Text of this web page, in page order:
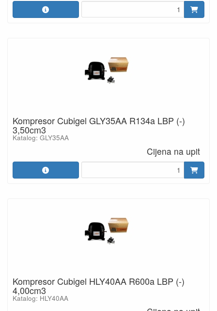
Kompresor Cubigel GLY35AA R134a LBP (-)
3,50cm3
Katalog: GLY35AA
Cijena na upit
Kompresor Cubigel HLY40AA R600a LBP (-)
4,00cm3
Katalog: HLY40AA